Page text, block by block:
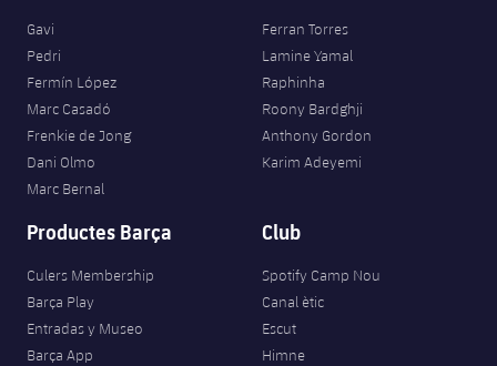
Gavi
Pedri
Fermín López
Marc Casadó
Frenkie de Jong
Dani Olmo
Marc Bernal
Ferran Torres
Lamine Yamal
Raphinha
Roony Bardghji
Anthony Gordon
Karim Adeyemi
Productes Barça
Culers Membership
Barça Play
Entradas y Museo
Barça App
Club
Spotify Camp Nou
Canal ètic
Escut
Himne